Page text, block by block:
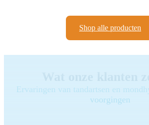
Shop alle producten
Ervaringen van tandartsen en
voorgingen